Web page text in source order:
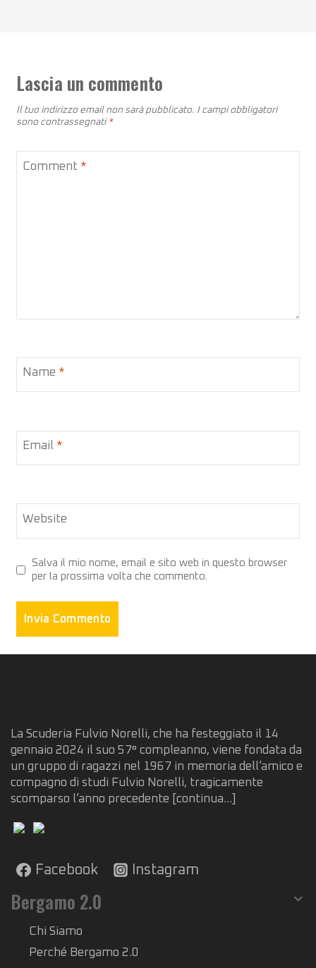
Lascia un commento
Il tuo indirizzo email non sarà pubblicato. I campi obbligatori
sono contrassegnati *
Comment *
Name *
Email *
Website
Salva il mio nome, email e sito web in questo browser
per la prossima volta che commento.
La Scuderia Fulvio Norelli, che ha festeggiato il 14
gennaio 2024 il suo 57° compleanno, viene fondata da
un gruppo di ragazzi nel 1967 in memoria dell’amico e
compagno di studi Fulvio Norelli, tragicamente
scomparso l’anno precedente
[continua...]
Facebook Instagram
Bergamo 2.0
Chi Siamo
Perché Bergamo 2.0